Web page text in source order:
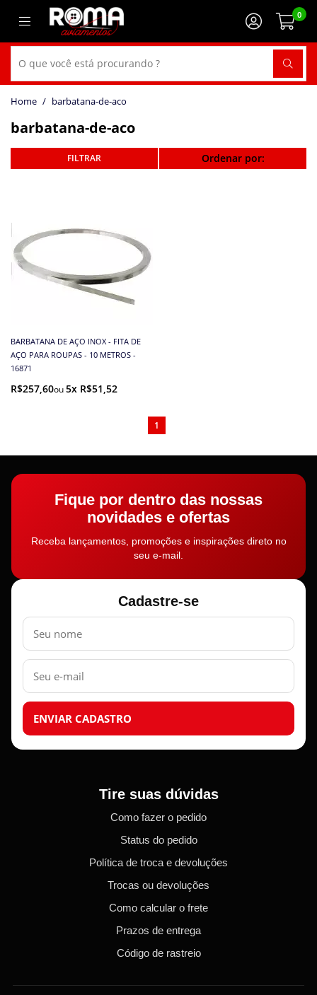
0
barbatana-de-aco
barbatana-de-aco
Ordenar por:
BARBATANA DE AÇO INOX - FITA DE
AÇO PARA ROUPAS - 10 METROS -
16871
R$257,60 5x R$51,52
1
Fique por dentro das nossas
novidades e ofertas
Receba lançamentos, promoções e inspirações direto no
seu e-mail.
Cadastre-se
Nome
E-
mail
ENVIAR CADASTRO
Tire suas dúvidas
Como fazer o pedido
Status do pedido
Política de troca e devoluções
Trocas ou devoluções
Como calcular o frete
Prazos de entrega
Código de rastreio